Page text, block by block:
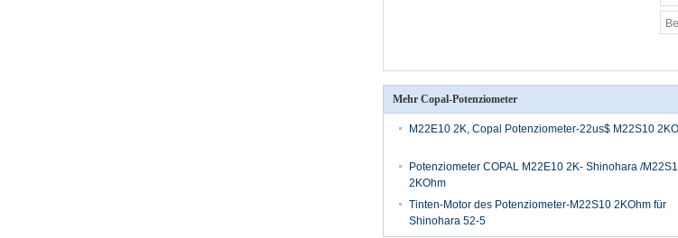
Mehr Copal-Potenziometer
M22E10 2K, Copal Potenziometer-22us$ M22S10
Potenziometer COPAL M22E10 2K- Shinohara /
2KOhm
Tinten-Motor des Potenziometer-M22S10 2KOhm für
Shinohara 52-5